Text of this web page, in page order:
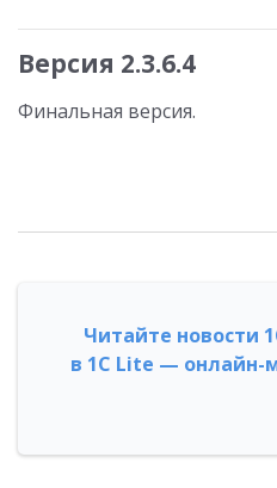
Версия 2.3.6.4
Финальная версия.
Читайте новости
в 1С Lite —